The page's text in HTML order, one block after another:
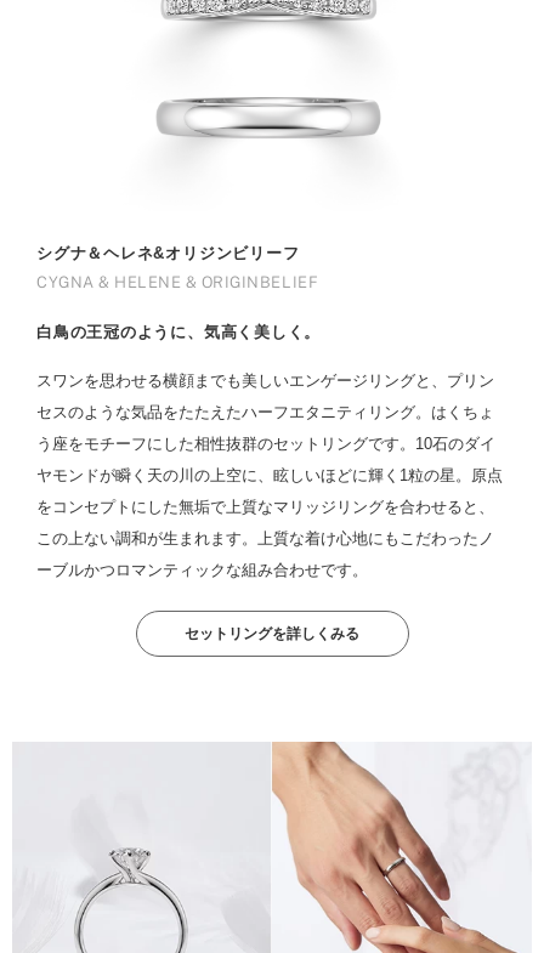
シグナ＆ヘレネ&オリジンビリーフ
CYGNA & HELENE & ORIGINBELIEF
白鳥の王冠のように、気高く美しく。
スワンを思わせる横顔までも美しいエンゲージリングと、プリン
セスのような気品をたたえたハーフエタニティリング。はくちょ
う座をモチーフにした相性抜群のセットリングです。10石のダイ
ヤモンドが瞬く天の川の上空に、眩しいほどに輝く1粒の星。原点
をコンセプトにした無垢で上質なマリッジリングを合わせると、
この上ない調和が生まれます。上質な着け心地にもこだわったノ
ーブルかつロマンティックな組み合わせです。
セットリングを詳しくみる